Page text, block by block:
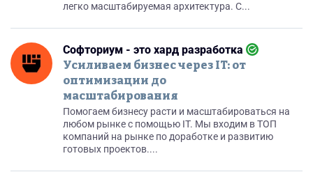
легко масштабируемая архитектура. С...
Софториум - это хард разработка
Усиливаем бизнес через IT: от
оптимизации до
масштабирования
Помогаем бизнесу расти и масштабироваться на
любом рынке с помощью IT. Мы входим в ТОП
компаний на рынке по доработке и развитию
готовых проектов....